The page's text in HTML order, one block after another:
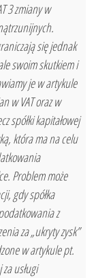
3 zmiany w
się jednak
swoim skutkiem i
je w artykule
w VAT oraz w
spółki kapitałowej
która ma na celu
Problem może
gdy spółka
z
za „ukryty zysk”
w artykule pt.
usługi